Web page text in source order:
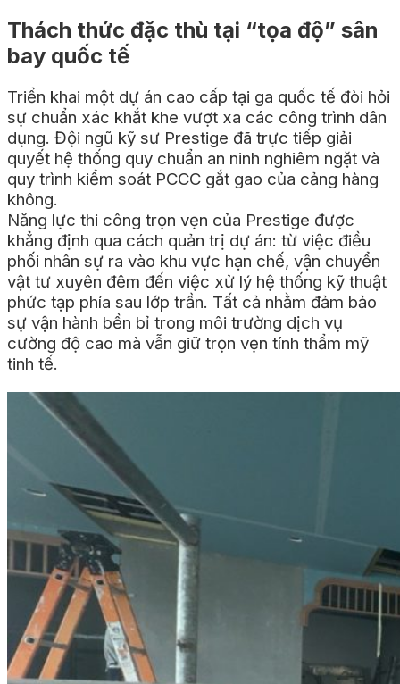
Thách thức đặc thù tại “tọa độ” sân
bay quốc tế
Triển khai một dự án cao cấp tại ga quốc tế đòi hỏi
sự chuẩn xác khắt khe vượt xa các công trình dân
dụng. Đội ngũ kỹ sư Prestige đã trực tiếp giải
quyết hệ thống quy chuẩn an ninh nghiêm ngặt và
quy trình kiểm soát PCCC gắt gao của cảng hàng
không.
Năng lực thi công trọn vẹn của Prestige được
khẳng định qua cách quản trị dự án: từ việc điều
phối nhân sự ra vào khu vực hạn chế, vận chuyển
vật tư xuyên đêm đến việc xử lý hệ thống kỹ thuật
phức tạp phía sau lớp trần. Tất cả nhằm đảm bảo
sự vận hành bền bỉ trong môi trường dịch vụ
cường độ cao mà vẫn giữ trọn vẹn tính thẩm mỹ
tinh tế.